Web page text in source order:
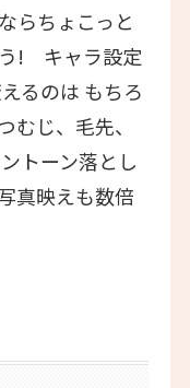
らちょこっと
! キャラ設定
るのは もちろ
じ、毛先、
トーン落とし
真映えも数倍